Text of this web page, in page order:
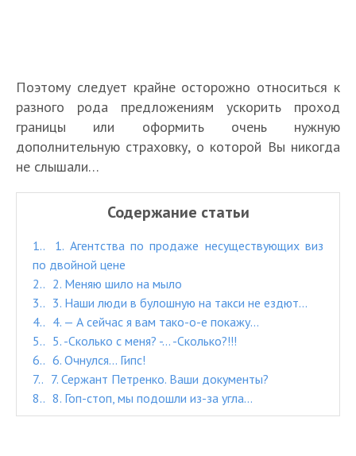
Поэтому следует крайне осторожно относиться к
разного рода предложениям ускорить проход
границы или оформить очень нужную
дополнительную страховку, о которой Вы никогда
не слышали…
Содержание статьи
1.
1. Агентства по продаже несуществующих виз
по двойной цене
2.
2. Меняю шило на мыло
3.
3. Наши люди в булошную на такси не ездют…
4.
4. — А сейчас я вам тако-о-е покажу…
5.
5. -Сколько с меня? -… -Сколько?!!!
6.
6. Очнулся… Гипс!
7.
7. Сержант Петренко. Ваши документы?
8.
8. Гоп-стоп, мы подошли из-за угла…